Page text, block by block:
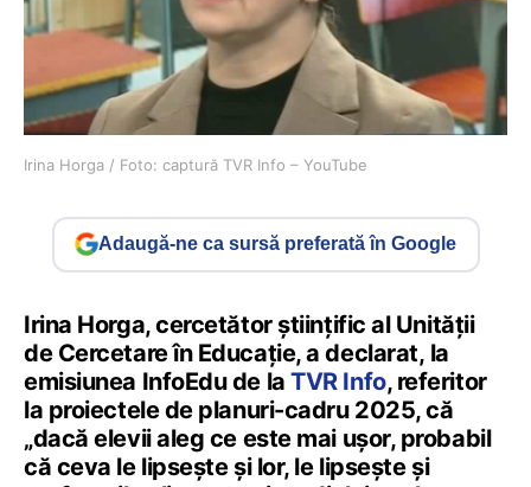
Irina Horga / Foto: captură TVR Info – YouTube
Adaugă-ne ca sursă preferată în Google
Irina Horga, cercetător științific al Unității
de Cercetare în Educație, a declarat, la
emisiunea InfoEdu de laTVR Info, referitor
la proiectele de planuri-cadru 2025, că
„dacă elevii aleg ce este mai ușor, probabil
că ceva le lipsește și lor, le lipsește și